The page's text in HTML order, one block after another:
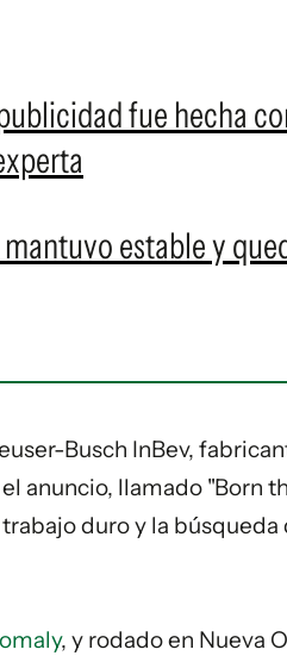
fue hecha
estable y
Busch InBev,
anuncio, llamado "Born
duro y la búsqueda
, y rodado en Nueva